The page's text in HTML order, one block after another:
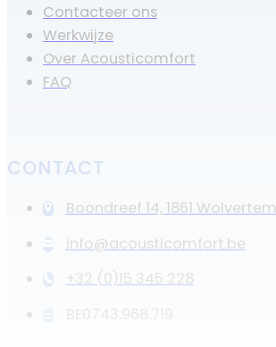
Contacteer ons
Werkwijze
Over Acousticomfort
FAQ
CONTACT
Boondreef 14, 1861 Wolvertem
info@acousticomfort.be
+32 (0)15 345 228